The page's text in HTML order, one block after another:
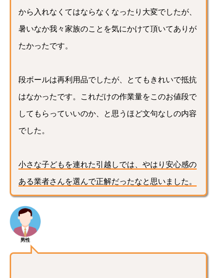
から入れなくてはならなくなったり大変でしたが、
暑いなか我々家族のことを気にかけて頂いてありが
たかったです。
段ボールは再利用品でしたが、とてもきれいで抵抗
はなかったです。これだけの作業量をこのお値段で
してもらっていいのか、と思うほど文句なしの内容
でした。
小さな子どもを連れた引越しでは、やはり安心感の
ある業者さんを選んで正解だったなと思いました。
男性